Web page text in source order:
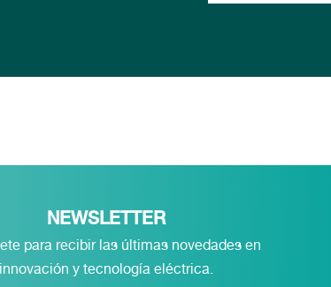
NEWSLETTER
para recibir las últimas novedades en
innovación y tecnología eléctrica.